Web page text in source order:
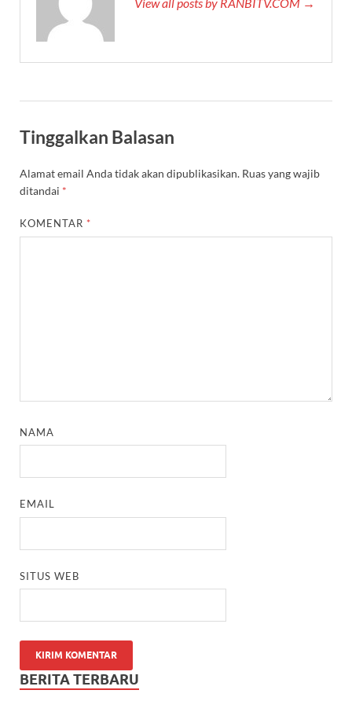
View all posts by RANBITV.COM →
Tinggalkan Balasan
Alamat email Anda tidak akan dipublikasikan. Ruas yang wajib
ditandai *
KOMENTAR *
NAMA
EMAIL
SITUS WEB
BERITA TERBARU